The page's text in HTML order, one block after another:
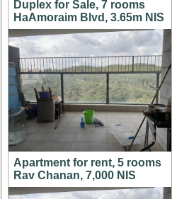
Duplex for Sale, 7 rooms
HaAmoraim Blvd, 3.65m NIS
Apartment for rent, 5 rooms
Rav Chanan, 7,000 NIS